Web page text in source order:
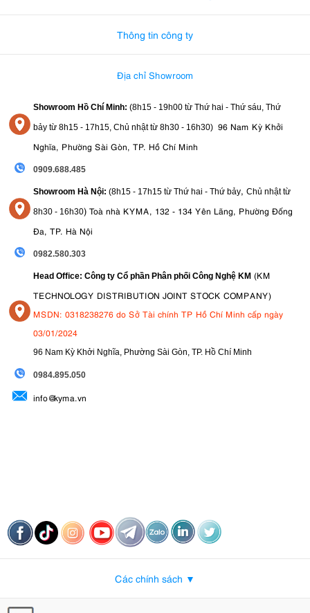
Thông tin công ty
Địa chỉ Showroom
Showroom Hồ Chí Minh: (8h15 - 19h00 từ Thứ hai - Thứ sáu, Thứ
bảy từ 8h15 - 17h15, Chủ nhật từ 8h30 - 16h30) 96 Nam Kỳ Khởi
Nghĩa, Phường Sài Gòn, TP. Hồ Chí Minh
0909.688.485
Showroom Hà Nội: (8h15 - 17h15 từ Thứ hai - Thứ bảy, Chủ nhật từ
8h30 - 16h30) Toà nhà KYMA, 132 - 134 Yên Lãng, Phường Đống
Đa, TP. Hà Nội
0982.580.303
Head Office: Công ty Cổ phần Phân phối Công Nghệ KM (KM
TECHNOLOGY DISTRIBUTION JOINT STOCK COMPANY)
MSDN: 0318238276 do Sở Tài chính TP Hồ Chí Minh cấp ngày
03/01/2024
96 Nam Kỳ Khởi Nghĩa, Phường Sài Gòn, TP. Hồ Chí Minh
0984.895.050
info@kyma.vn
Các chính sách ▼